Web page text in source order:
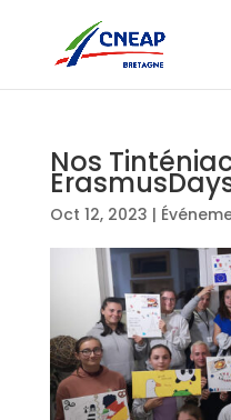
Nos
Oct 12, 2023 |